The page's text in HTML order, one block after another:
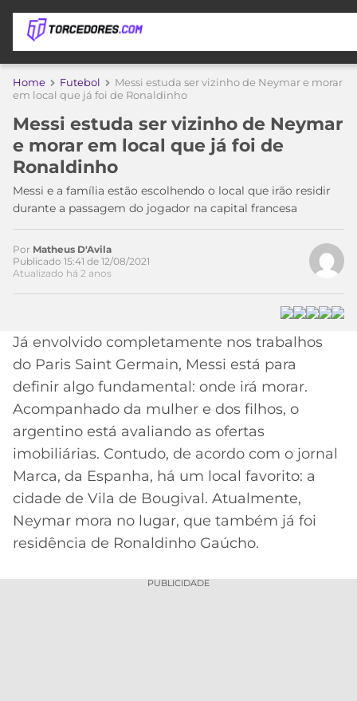
APOSTAS
DE
APOSTA
MELHORES
SITES
DE
APOSTAS
2026
BETBOOM
CÓDIGO
DE
INDICAÇÃO
BET365
CÓDIGO
BETANO
MELHORES
DE
COPA
DO
MUNDO
TIMES
MEU
TIME
PALMEIRAS
CORINTHIANS
SÃO
PAULO
SANTOS
FLUMINENSE
CAMPEONATOS
SÉRIE
A
LIBERTADORES
COPA
DO
BRASIL
PREMIER
LEAGUE
COPA
ESPORTIVA
MERCADO
BOLA
PALPITES
Home Futebol
Messi estuda ser vizinho de Neymar e morar
em local que já foi de Ronaldinho
Messi estuda ser vizinho de Neymar
e morar em local que já foi de
Ronaldinho
Messi e a família estão escolhendo o local que irão residir
durante a passagem do jogador na capital francesa
Acesse o perfil do autor
no Twitter
Por Matheus D'Avila
Publicado 15:41 de 12/08/2021
Atualizado há 2 anos
Já envolvido completamente nos trabalhos
do Paris Saint Germain, Messi está para
definir algo fundamental: onde irá morar.
Acompanhado da mulher e dos filhos, o
argentino está avaliando as ofertas
imobiliárias. Contudo, de acordo com o jornal
Marca, da Espanha, há um local favorito: a
cidade de Vila de Bougival. Atualmente,
Neymar mora no lugar, que também já foi
residência de Ronaldinho Gaúcho.
PUBLICIDADE